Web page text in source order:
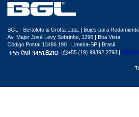
BGL - Bertoloto & Grotta Ltda. | Bujes para
Av. Major José Levy Sobrinho, 1296 | Boa Vista
Código Postal 13486.190 | Limeira-SP | Brasil
|
+55 (19) 99392.2793 |